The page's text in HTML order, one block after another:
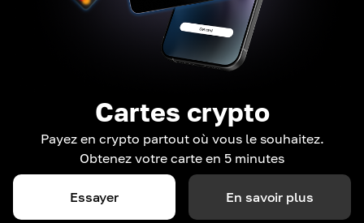
Cartes crypto
Payez en crypto partout où vous le souhaitez.
Obtenez votre carte en 5 minutes
Essayer En savoir plus